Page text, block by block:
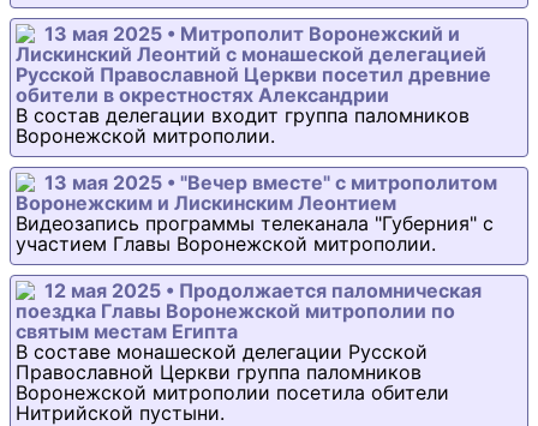
13 мая 2025 • Митрополит Воронежский и
Лискинский Леонтий с монашеской делегацией
Русской Православной Церкви посетил древние
обители в окрестностях Александрии
В состав делегации входит группа паломников
Воронежской митрополии.
13 мая 2025 • "Вечер вместе" с митрополитом
Воронежским и Лискинским Леонтием
Видеозапись программы телеканала "Губерния" с
участием Главы Воронежской митрополии.
12 мая 2025 • Продолжается паломническая
поездка Главы Воронежской митрополии по
святым местам Египта
В составе монашеской делегации Русской
Православной Церкви группа паломников
Воронежской митрополии посетила обители
Нитрийской пустыни.